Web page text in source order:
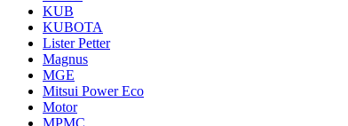
KUB
KUBOTA
Lister Petter
Magnus
MGE
Mitsui Power Eco
Motor
MPMC